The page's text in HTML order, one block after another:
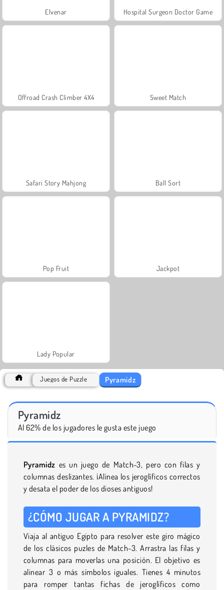
Elvenar Hospital Surgeon Doctor Game
Offroad Crash Climber 4X4 Sweet Match
Safari Story Mahjong Ball Sort
Pop Fruit Jackpot
Lady Popular
Juegos de Puzzle Pyramidz
Pyramidz
Al 62% de los jugadores le gusta este juego
Pyramidz es un juego de Match-3, pero con filas y
columnas deslizantes. ¡Alinea los jeroglíficos correctos
y desata el poder de los dioses antiguos!
¿CÓMO JUGAR A PYRAMIDZ?
Viaja al antiguo Egipto para resolver este giro mágico
de los clásicos puzles de Match-3. Arrastra las filas y
columnas para moverlas una posición. El objetivo es
alinear 3 o más símbolos iguales. Tienes 4 minutos
para romper tantas fichas de jeroglíficos como